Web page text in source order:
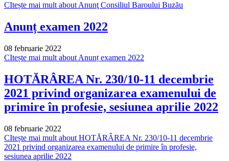
CItește mai mult about Anunţ Consiliul Baroului Buzău
Anunț examen 2022
08 februarie 2022
CItește mai mult about Anunț examen 2022
HOTĂRÂREA Nr. 230/10-11 decembrie
2021 privind organizarea examenului de
primire în profesie, sesiunea aprilie 2022
08 februarie 2022
CItește mai mult about HOTĂRÂREA Nr. 230/10-11 decembrie
2021 privind organizarea examenului de primire în profesie,
sesiunea aprilie 2022